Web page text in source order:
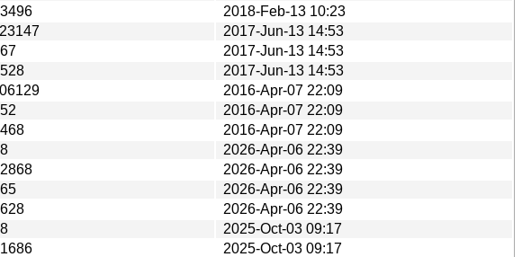
2018-Feb-13 10:23
2017-Jun-13 14:53
2017-Jun-13 14:53
2017-Jun-13 14:53
2016-Apr-07 22:09
2016-Apr-07 22:09
2016-Apr-07 22:09
2026-Apr-06 22:39
2026-Apr-06 22:39
2026-Apr-06 22:39
2026-Apr-06 22:39
2025-Oct-03 09:17
2025-Oct-03 09:17